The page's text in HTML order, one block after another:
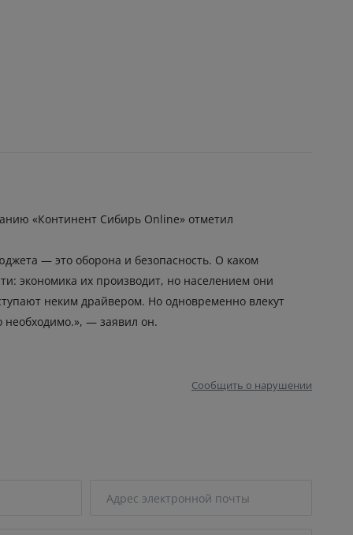
«Континент Сибирь Online» отметил
— это оборона и безопасность. О каком
экономика их производит, но населением они
неким драйвером. Но одновременно влекут
— заявил он.
Сообщить о нарушении